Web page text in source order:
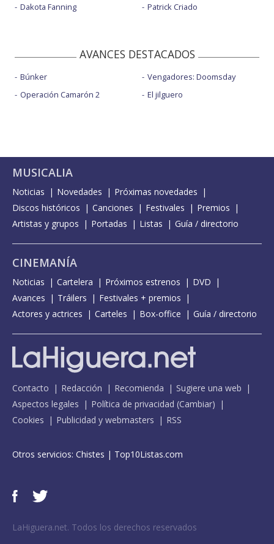
Dakota Fanning
Patrick Criado
AVANCES DESTACADOS
Búnker
Operación Camarón 2
Vengadores: Doomsday
El jilguero
MUSICALIA
Noticias Novedades
Próximas novedades
Discos históricos
Canciones Festivales
Premios
Artistas y grupos
Portadas Listas Guía / directorio
CINEMANÍA
Noticias Cartelera Próximos estrenos
DVD
Avances
Tráilers
Festivales + premios
Actores y actrices
Carteles Box-office Guía / directorio
Contacto Redacción Recomienda
Sugiere una web
Aspectos legales
Política de privacidad (Cambiar)
Cookies
Publicidad y webmasters RSS
Otros servicios: Chistes | Top10Listas.com
LaHiguera.net. Todos los derechos reservados